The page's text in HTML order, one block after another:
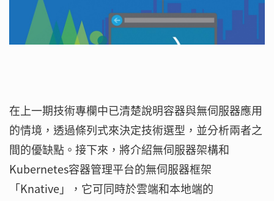
在上一期技術專欄中已清楚說明容器與無伺服器應用
的情境，透過條列式來決定技術選型，並分析兩者之
間的優缺點。接下來，將介紹無伺服器架構和
Kubernetes容器管理平台的無伺服器框架
「Knative」，它可同時於雲端和本地端的